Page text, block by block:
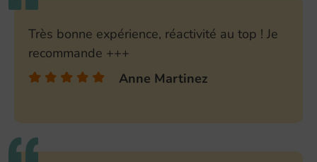
Très bonne expérience, réactivité au top ! Je
recommande +++
Anne Martinez